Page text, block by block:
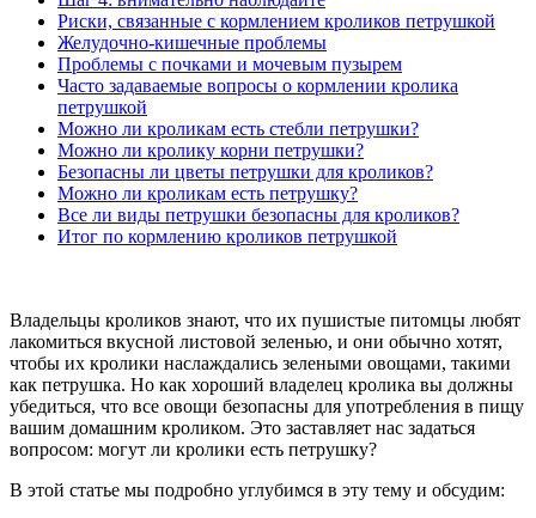
Риски, связанные с кормлением кроликов петрушкой
Желудочно-кишечные проблемы
Проблемы с почками и мочевым пузырем
Часто задаваемые вопросы о кормлении кролика
петрушкой
Можно ли кроликам есть стебли петрушки?
Можно ли кролику корни петрушки?
Безопасны ли цветы петрушки для кроликов?
Можно ли кроликам есть петрушку?
Все ли виды петрушки безопасны для кроликов?
Итог по кормлению кроликов петрушкой
Владельцы кроликов знают, что их пушистые питомцы любят
лакомиться вкусной листовой зеленью, и они обычно хотят,
чтобы их кролики наслаждались зелеными овощами, такими
как петрушка. Но как хороший владелец кролика вы должны
убедиться, что все овощи безопасны для употребления в пищу
вашим домашним кроликом. Это заставляет нас задаться
вопросом: могут ли кролики есть петрушку?
В этой статье мы подробно углубимся в эту тему и обсудим: